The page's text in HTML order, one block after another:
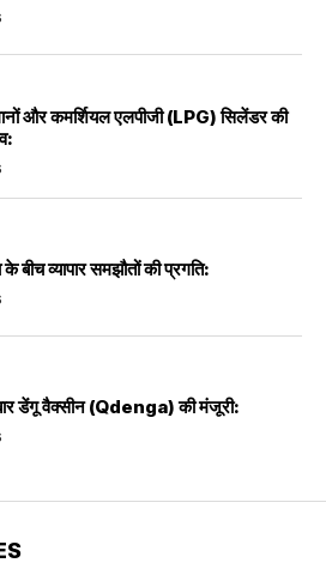
और कमर्शियल एलपीजी (LPG) सिलेंडर की
बीच व्यापार समझौतों की प्रगति:
डेंगू वैक्सीन (Qdenga) की मंजूरी: